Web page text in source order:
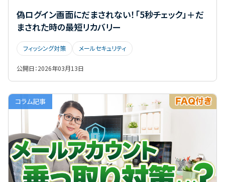
偽ログイン画面にだまされない！「5秒チェック」＋だ
まされた時の最短リカバリー
フィッシング対策 メールセキュリティ
公開日：2026年03月13日
コラム記事